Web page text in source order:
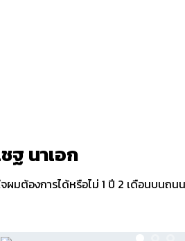
ฐ นาเอก
ผมต้องการได้หรือไม่ 1 ปี 2 เดือนบนถ